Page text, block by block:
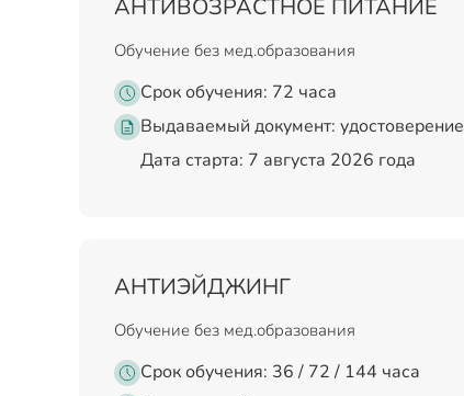
АНТИВОЗРАСТНОЕ ПИТАНИЕ
Обучение без мед.образования
Срок обучения: 72 часа
Выдаваемый документ: удостоверение
Дата старта: 7 августа 2026 года
АНТИЭЙДЖИНГ
Обучение без мед.образования
Срок обучения: 36 / 72 / 144 часа